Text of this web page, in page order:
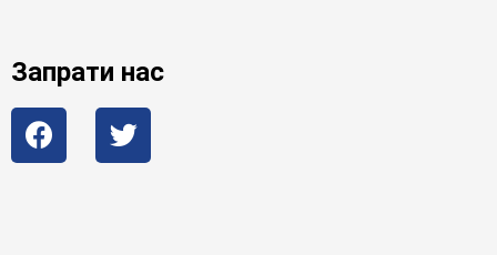
Запрати нас